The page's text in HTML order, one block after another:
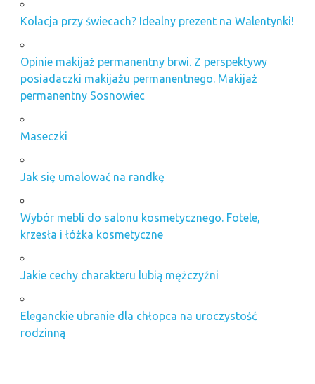
Kolacja przy świecach? Idealny prezent na Walentynki!
Opinie makijaż permanentny brwi. Z perspektywy
posiadaczki makijażu permanentnego. Makijaż
permanentny Sosnowiec
Maseczki
Jak się umalować na randkę
Wybór mebli do salonu kosmetycznego. Fotele,
krzesła i łóżka kosmetyczne
Jakie cechy charakteru lubią mężczyźni
Eleganckie ubranie dla chłopca na uroczystość
rodzinną